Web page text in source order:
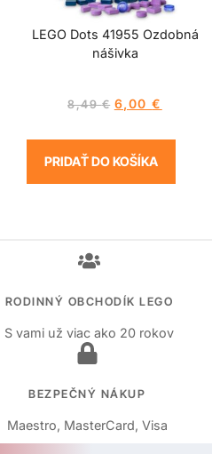
LEGO Dots 41955 Ozdobná
nášivka
8,49€ 6,00€
PRIDAŤ DO KOŠÍKA
RODINNÝ OBCHODÍK LEGO
S vami už viac ako 20 rokov
BEZPEČNÝ NÁKUP
Maestro, MasterCard, Visa